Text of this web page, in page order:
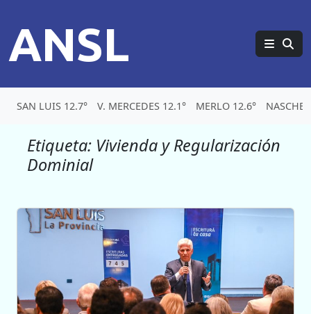
ANSL
SAN LUIS 12.7° V. MERCEDES 12.1° MERLO 12.6°
Etiqueta: Vivienda y Regularización
Dominial